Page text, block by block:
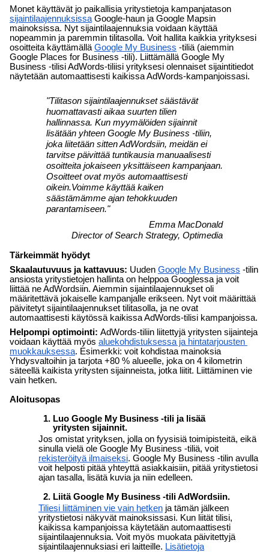
sijaintilaajennuksissa Google-haun ja Google Mapsin
mainoksissa. Nyt sijaintilaajennuksia voidaan käyttää
nopeammin ja paremmin tilitasolla. Voit hallita kaikkia yrityksesi
osoitteita käyttämällä Google My Business -tiliä (aiemmin
Google Places for Business -tili). Liittämällä Google My
Business -tilisi AdWords-tiliisi yrityksesi olennaiset sijaintitiedot
näytetään automaattisesti kaikissa AdWords-kampanjoissasi.
"Tilitason sijaintilaajennukset säästävät
huomattavasti aikaa suurten tilien
hallinnassa. Kun myymälöiden sijainnit
lisätään yhteen Google My Business -tiliin,
joka liitetään sitten AdWordsiin, meidän ei
tarvitse päivittää tuntikausia manuaalisesti
osoitteita jokaiseen yksittäiseen kampanjaan.
Osoitteet ovat myös automaattisesti
oikein.Voimme käyttää kaiken
säästämämme ajan tehokkuuden
parantamiseen."
Emma MacDonald
Director of Search Strategy, Optimedia
Tärkeimmät hyödyt
Skaalautuvuus ja kattavuus: Uuden Google My Business -tilin
ansiosta yritystietojen hallinta on helppoa Googlessa ja voit
liittää ne AdWordsiin. Aiemmin sijaintilaajennukset oli
määritettävä jokaiselle kampanjalle erikseen. Nyt voit määrittää
päivitetyt sijaintilaajennukset tilitasolla, ja ne ovat
automaattisesti käytössä kaikissa AdWords-tilisi kampanjoissa.
Helpompi optimointi: AdWords-tiliin liitettyjä yritysten sijainteja
voidaan käyttää myös aluekohdistuksessa ja hintatarjousten
muokkauksessa. Esimerkki: voit kohdistaa mainoksia
Yhdysvaltoihin ja tarjota +80 % alueelle, joka on 4 kilometrin
säteellä kaikista yritysten sijainneista, jotka liitit. Liittäminen vie
vain hetken.
Aloitusopas
Luo Google My Business -tili ja lisää
yritysten sijainnit.
Jos omistat yrityksen, jolla on fyysisiä toimipisteitä, eikä
rekisteröityä ilmaiseksi. Google My Business -tilin avulla
voit helposti pitää yhteyttä asiakkaisiin, pitää yritystietosi
ajan tasalla, lisätä kuvia ja niin edelleen.
Liitä Google My Business -tili AdWordsiin.
Tiliesi liittäminen vie vain hetken ja tämän jälkeen
yritystietosi näkyvät mainoksissasi. Kun liität tilisi,
kaikissa kampanjoissa käytetään automaattisesti
sijaintilaajennuksia. Voit myös muokata päivitettyjä
sijaintilaajennuksiasi eri laitteille. Lisätietoja